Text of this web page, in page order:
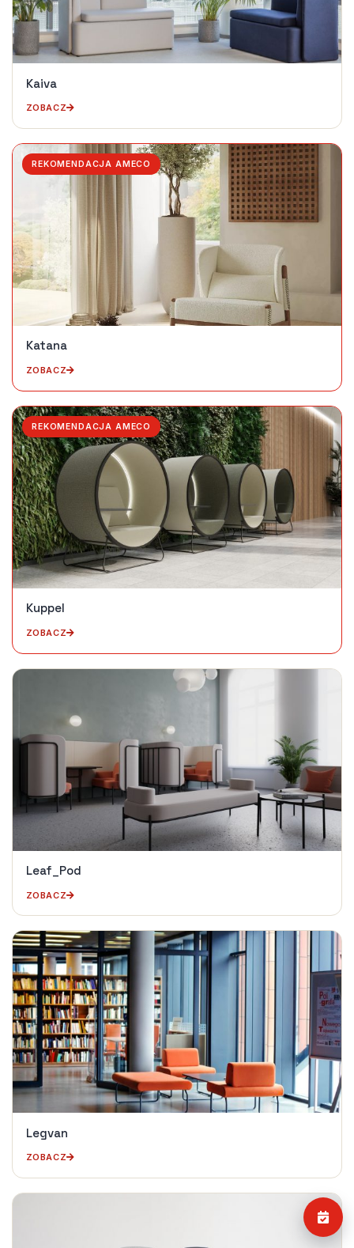
Kaiva
ZOBACZ
REKOMENDACJA AMECO
Katana
ZOBACZ
REKOMENDACJA AMECO
Kuppel
ZOBACZ
Leaf_Pod
ZOBACZ
Legvan
ZOBACZ